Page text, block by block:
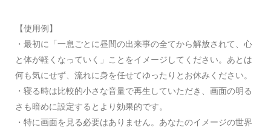
【使用例】
・最初に「一息ごとに昼間の出来事の全てから解放されて、心
と体が軽くなっていく」ことをイメージしてください。あとは
何も気にせず、流れに身を任せてゆったりとお休みください。
・寝る時は比較的小さな音量で再生していただき、画面の明る
さも暗めに設定するとより効果的です。
・特に画面を見る必要はありません。あなたのイメージの世界